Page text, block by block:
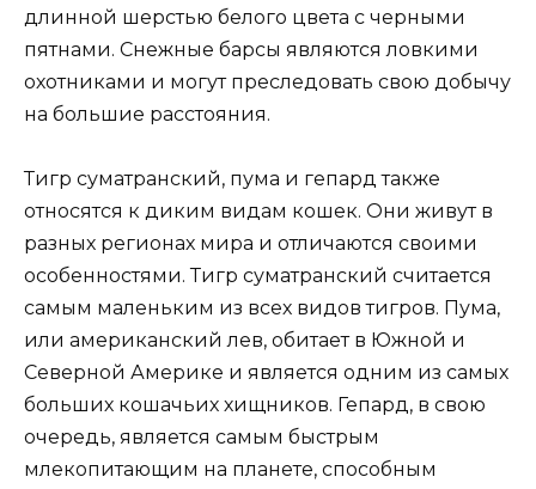
длинной шерстью белого цвета с черными
пятнами. Снежные барсы являются ловкими
охотниками и могут преследовать свою добычу
на большие расстояния.
Тигр суматранский, пума и гепард также
относятся к диким видам кошек. Они живут в
разных регионах мира и отличаются своими
особенностями. Тигр суматранский считается
самым маленьким из всех видов тигров. Пума,
или американский лев, обитает в Южной и
Северной Америке и является одним из самых
больших кошачьих хищников. Гепард, в свою
очередь, является самым быстрым
млекопитающим на планете, способным